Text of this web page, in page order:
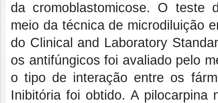
da cromoblastomicose. O teste
meio da técnica de microdiluição
do Clinical and Laboratory
os antifúngicos foi avaliado pelo
o tipo de interação entre os
Inibitória foi obtido. A